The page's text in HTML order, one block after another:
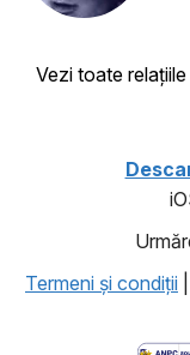
Vezi toate relaţiile
Termeni şi condiţii